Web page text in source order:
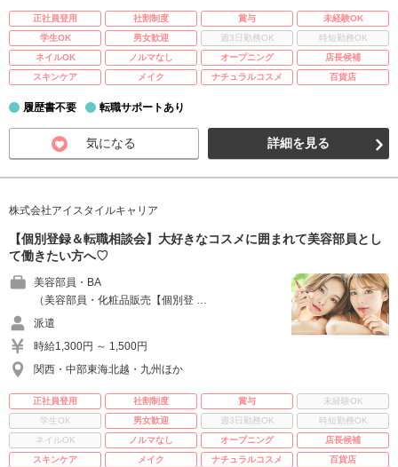
正社員登用 社割制度 賞与
未経験OK
学生OK
男女歓迎 週3日勤務OK
時短勤務OK
ネイルOK
ノルマなし オープニング
店長候補
スキンケア
メイク ナチュラルコスメ 百貨店
履歴書不要 転職サポートあり
気になる 詳細を見る
株式会社アイスタイルキャリア
【個別登録＆転職相談会】大好きなコスメに囲まれて美容部員とし
て働きたい方へ♡
美容部員・BA
（美容部員・化粧品販売【個別登 …
派遣
時給1,300円 ～ 1,500円
関西・中部東海北越・九州ほか
正社員登用 社割制度 賞与
未経験OK
学生OK
男女歓迎 週3日勤務OK
時短勤務OK
ネイルOK
ノルマなし オープニング
店長候補
スキンケア
メイク ナチュラルコスメ 百貨店